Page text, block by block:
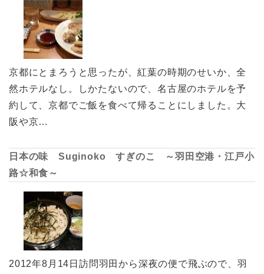
京都にとまろうと思ったが、紅葉の時期のせいか、全
然ホテルなし。しかたないので、名古屋のホテルを予
約して、京都でご飯を食べて帰ることにしました。大
阪や京…
日本の味 Suginoko すぎのこ ～羽田空港・江戸小
路☆和食～
2012年8月14日訪問羽田から深夜の便で飛ぶので、羽